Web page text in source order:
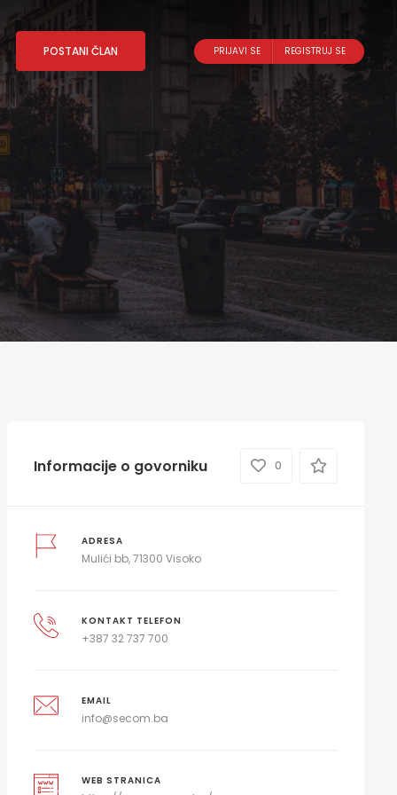
POSTANI ČLAN PRIJAVI SE REGISTRUJ SE
Informacije o govorniku 0
ADRESA
Mulići bb, 71300 Visoko
KONTAKT TELEFON
+387 32 737 700
EMAIL
info@secom.ba
WEB STRANICA